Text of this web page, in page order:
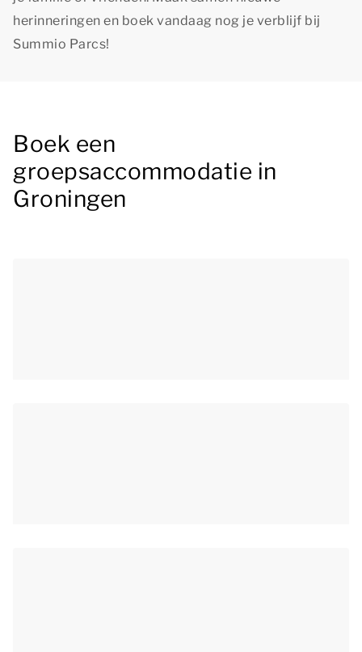
herinneringen en boek vandaag nog je verblijf bij
Summio Parcs!
Boek een
groepsaccommodatie in
Groningen